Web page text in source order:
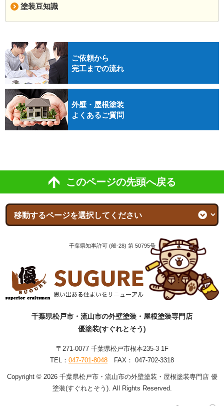
塗装豆知識
ご依頼から
完工までの流れ
外壁・屋根塗装
よくあるご質問
このページの先頭へ戻る
千葉県知事許可 (般-28) 第 50795号
千葉県松戸市・流山市の外壁塗装・屋根塗装専門店
優塗装(すぐれとそう)
〒271-0077 千葉県松戸市根本235-3 1F
TEL： 047-701-8048 FAX： 047-702-3318
Copyright © 2026 千葉県松戸市・流山市の外壁塗装・屋根塗装専門店 優
塗装(すぐれとそう). All Rights Reserved.